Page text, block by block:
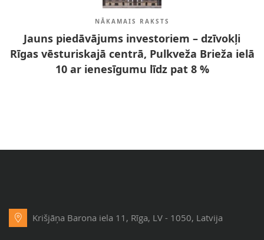
NĀKAMAIS RAKSTS
Jauns piedāvājums investoriem – dzīvokļi
Rīgas vēsturiskajā centrā, Pulkveža Brieža ielā
10 ar ienesīgumu līdz pat 8 %
Krišjāņa Barona iela 11, Rīga, LV - 1050, Latvija